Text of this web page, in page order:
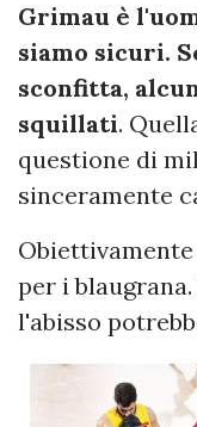
Grimau è
siamo sicuri.
sconfitta,
squillati.
questione di
sinceramente
per i
l'abisso